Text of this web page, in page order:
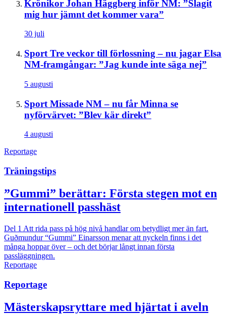
Krönikor Johan Häggberg inför NM: ”Slagit
mig hur jämnt det kommer vara”
30 juli
Sport Tre veckor till förlossning – nu jagar Elsa
NM-framgångar: ”Jag kunde inte säga nej”
5 augusti
Sport Missade NM – nu får Minna se
nyförvärvet: ”Blev kär direkt”
4 augusti
Reportage
Träningstips
”Gummi” berättar: Första stegen mot en
internationell passhäst
Del 1 Att rida pass på hög nivå handlar om betydligt mer än fart.
Guðmundur “Gummi” Einarsson menar att nyckeln finns i det
många hoppar över – och det börjar långt innan första
passläggningen.
Reportage
Reportage
Mästerskapsryttare med hjärtat i aveln